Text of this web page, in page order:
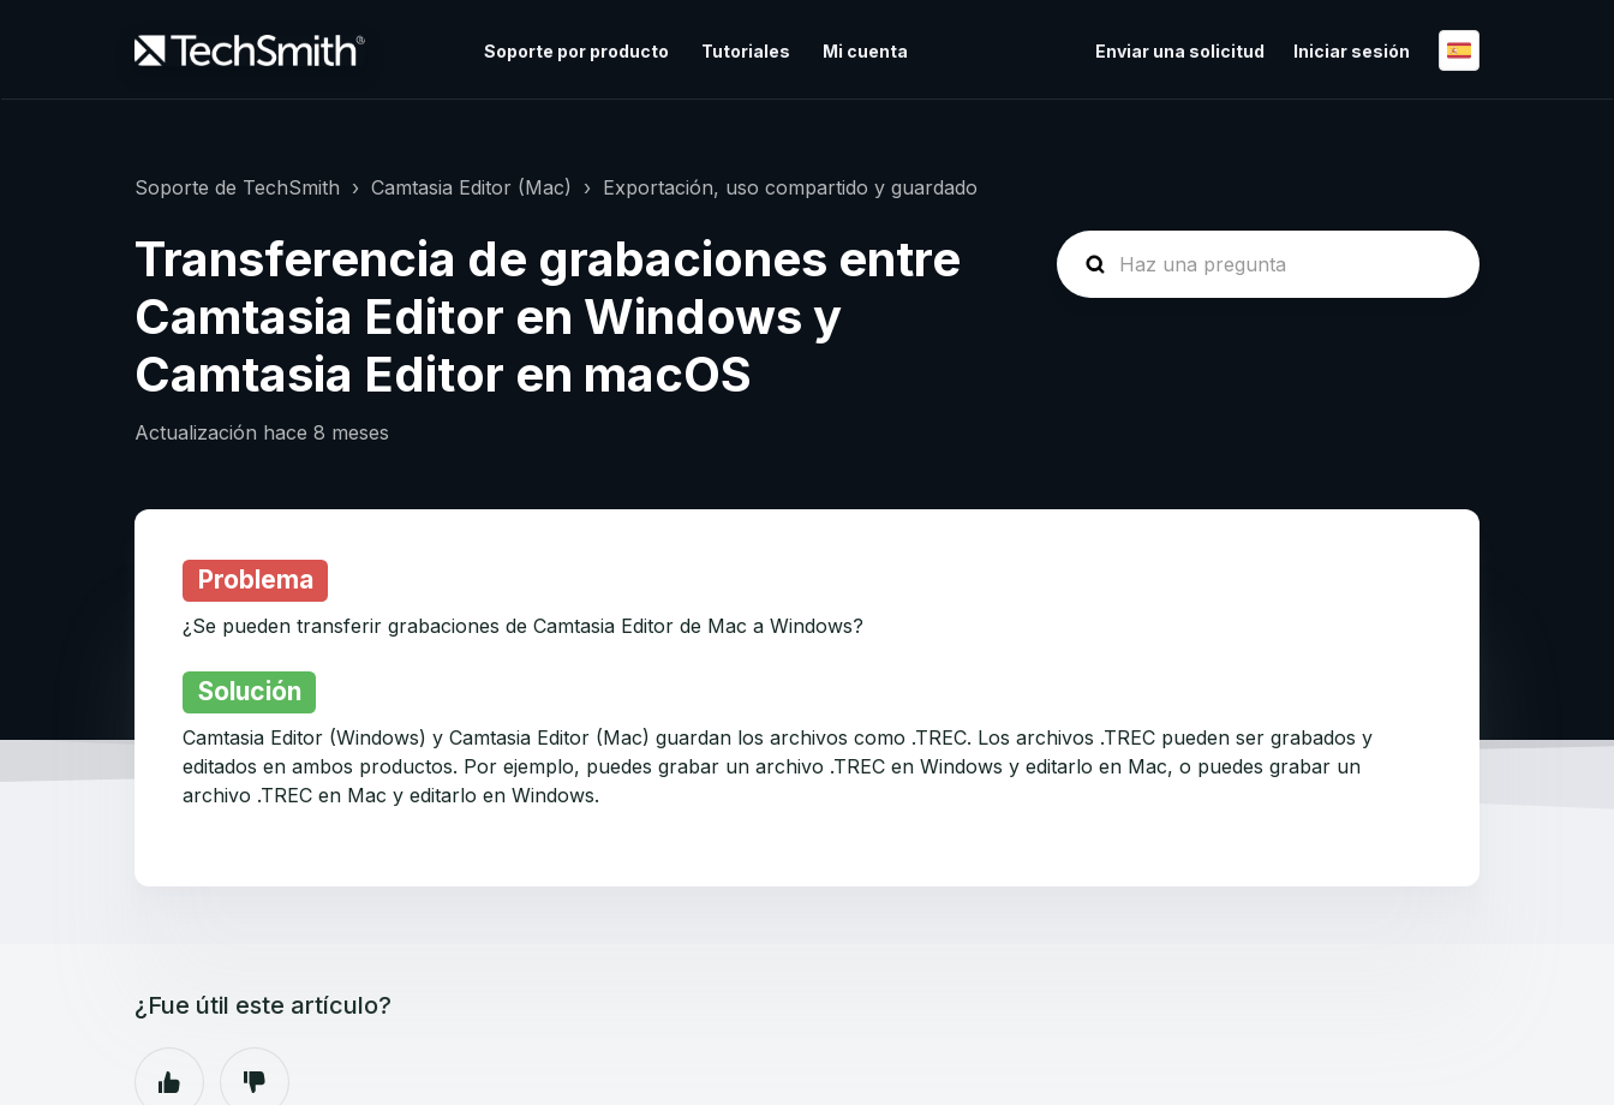
Soporte por producto Tutoriales Mi cuenta Enviar una solicitud Iniciar sesión
Soporte de TechSmith Camtasia Editor (Mac) Exportación, uso compartido y guardado
Transferencia de grabaciones entre
Camtasia Editor en Windows y
Camtasia Editor en macOS
Actualización hace 8 meses
Problema
¿Se pueden transferir grabaciones de Camtasia Editor de Mac a Windows?
Solución
Camtasia Editor (Windows) y Camtasia Editor (Mac) guardan los archivos como .TREC. Los archivos .TREC pueden ser grabados y
editados en ambos productos. Por ejemplo, puedes grabar un archivo .TREC en Windows y editarlo en Mac, o puedes grabar un
archivo .TREC en Mac y editarlo en Windows.
¿Fue útil este artículo?